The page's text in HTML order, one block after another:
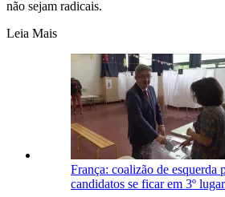
não sejam radicais.
Leia Mais
França: coalizão de esquerda
candidatos se ficar em 3º lugar